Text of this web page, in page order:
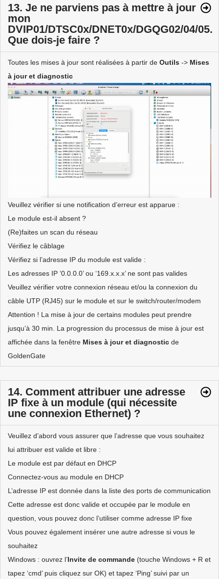
13. Je ne parviens pas à mettre à jour
mon
DVIP01/DTSC0x/DNET0x/DGQG02/04/05.
Que dois-je faire ?
Toutes les mises à jour sont réalisées à partir de Outils -> Mises
à jour et diagnostic
Veuillez vérifier si une notification d’erreur est apparue :
Le module est-il absent ?
(Re)faites un scan du réseau
Vérifiez le câblage
Vérifiez si l’adresse IP du module est valide :
Les adresses IP ‘0.0.0.0’ ou ‘169.x.x.x’ ne sont pas valides
Veuillez vérifier votre connexion réseau et/ou la connexion du
câble UTP (RJ45) sur le module et sur le switch/router/modem
Attention ! La mise à jour de certains modules peut prendre
jusqu’à 30 min. La progression du processus de mise à jour est
affichée dans la fenêtre Mises à jour et diagnostic de
GoldenGate
14. Comment attribuer une adresse
IP fixe à un module (qui nécessite
une connexion Ethernet) ?
Veuillez d’abord vous assurer que l’adresse que vous souhaitez
lui attribuer est valide et libre :
Le module est par défaut en DHCP
Connectez-vous au module en DHCP
L’adresse IP est donnée dans la liste des ports de communication
Cette adresse est donc valide et occupée par le module en
question, vous pouvez donc l’utiliser comme adresse IP fixe
Vous pouvez également insérer une autre adresse si vous le
souhaitez
Windows : ouvrez l’Invite de commande (touche Windows + R et
tapez ‘cmd’ puis cliquez sur OK) et tapez ‘Ping’ suivi par un